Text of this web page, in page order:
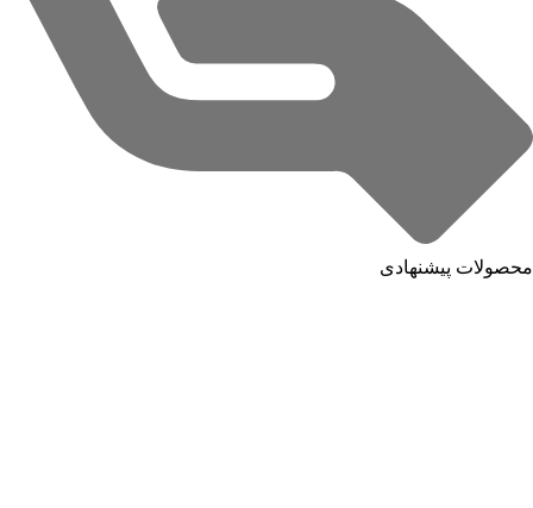
محصولات پیشنهادی